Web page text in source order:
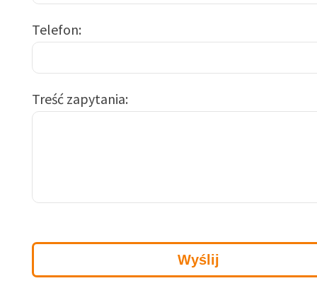
Telefon
Treść zapytania